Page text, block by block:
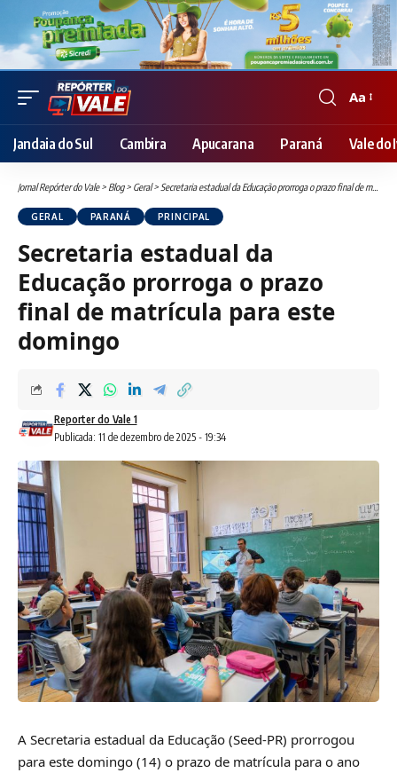
Font
Resizer
Aa
Jandaia do Sul Cambira Apucarana Paraná Vale do
Jornal Repórter do Vale> Blog> Geral> Secretaria estadual da Educação prorroga o prazo final de matrícula para este domingo
GERAL PARANÁ PRINCIPAL
Secretaria estadual da
Educação prorroga o prazo
final de matrícula para este
domingo
Publicada: 11 de dezembro de 2025 - 19:34
Reporter do Vale 1
A Secretaria estadual da Educação (Seed-PR) prorrogou
para este domingo (14) o prazo de matrícula para o ano